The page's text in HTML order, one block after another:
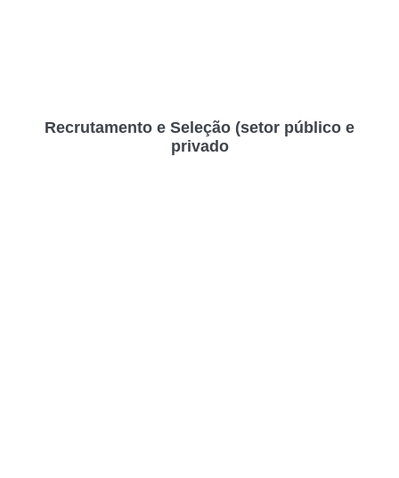
Recrutamento e Seleção (setor público e
privado